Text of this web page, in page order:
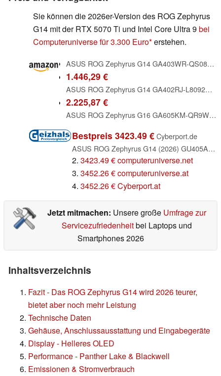
Sie können die 2026er-Version des ROG Zephyrus
G14 mit der RTX 5070 Ti und Intel Core Ultra 9 bei
Computeruniverse für 3.300 Euro erstehen.
ASUS ROG Zephyrus G14 GA403WR-QS086W・AMD Ryzen AI 9 HX 370/2 GHz・Win 11 Home・GeForce RTX 5070 Ti・32 GB RAM・2 TB SSD NVMe・35.6 cm (14") (90NR0M54-M006B0)
1.446,29 €
ASUS ROG Zephyrus G14 GA402RJ-L8092W 6900HS Notebook 35,6 cm (14 Zoll) WQXGA AMD Ryzen™ 9 16 GB DDR5-SDRAM 1000 GB SSD AMD Radeon RX 6700S Wi-Fi 6 (802.11ax) Windows 11 Home Grau
2.225,87 €
ASUS ROG Zephyrus G16 GA605KM-QR9W 16 Zoll 2,5 K 240 Hz Laptop (AMD Ryzen AI 7, 32 GB RAM, 1 TB SSD, RTX 5060, Windows 11 Home) – Tastatur AZERTY
Bestpreis 3423.49 € Cyberport.de
ASUS ROG Zephyrus G14 (2026) GU405AR-SY081W, Platinum White, Core Ultra 9 386H, 32GB RAM, 1TB SSD, GeForce RTX 5070 Ti, DE (90NR0P93-M00400)
2. 3423.49 € computeruniverse.net
3. 3452.26 € computeruniverse.at
4. 3452.26 € Cyberport.at
Jetzt mitmachen: Unsere große Umfrage zur
Servicezufriedenheitbei Laptops und
Smartphones 2026
Inhaltsverzeichnis
Fazit - Das ROG Zephyrus G14 wird 2026 teurer,
bietet aber noch mehr Leistung
Technische Daten
Gehäuse, Anschlussausstattung und Eingabegeräte
Display - Helleres OLED
Performance - Panther Lake & Blackwell
Emissionen & Stromverbrauch